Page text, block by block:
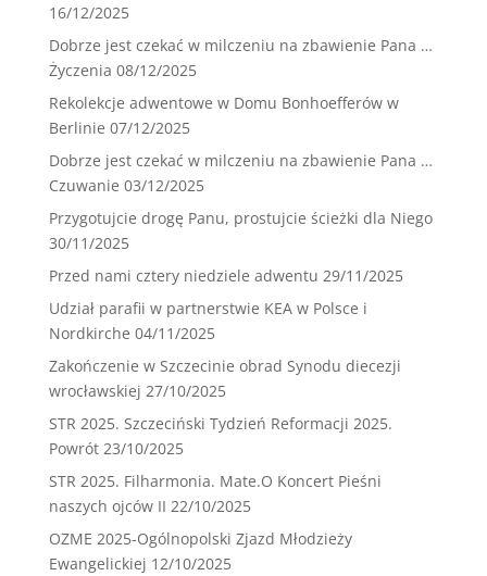
16/12/2025
Dobrze jest czekać w milczeniu na zbawienie Pana …
Życzenia 08/12/2025
Rekolekcje adwentowe w Domu Bonhoefferów w
Berlinie 07/12/2025
Dobrze jest czekać w milczeniu na zbawienie Pana …
Czuwanie 03/12/2025
Przygotujcie drogę Panu, prostujcie ścieżki dla Niego
30/11/2025
Przed nami cztery niedziele adwentu 29/11/2025
Udział parafii w partnerstwie KEA w Polsce i
Nordkirche 04/11/2025
Zakończenie w Szczecinie obrad Synodu diecezji
wrocławskiej 27/10/2025
STR 2025. Szczeciński Tydzień Reformacji 2025.
Powrót 23/10/2025
STR 2025. Filharmonia. Mate.O Koncert Pieśni
naszych ojców II 22/10/2025
OZME 2025-Ogólnopolski Zjazd Młodzieży
Ewangelickiej 12/10/2025